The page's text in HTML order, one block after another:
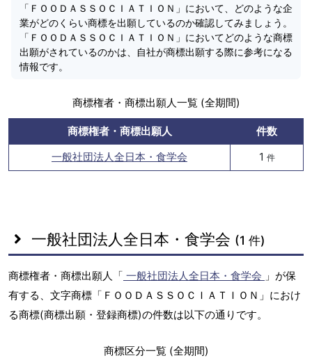
「ＦＯＯＤＡＳＳＯＣＩＡＴＩＯＮ」において、どのような企
業がどのくらい商標を出願しているのか確認してみましょう。
「ＦＯＯＤＡＳＳＯＣＩＡＴＩＯＮ」においてどのような商標
出願がされているのかは、自社が商標出願する際に参考になる
情報です。
商標権者・商標出願人一覧 (全期間)
商標権者・商標出願人
件数
一般社団法人全日本・食学会
1 件
一般社団法人全日本・食学会 (1 件)
商標権者・商標出願人「 一般社団法人全日本・食学会 」が保
有する、文字商標「ＦＯＯＤＡＳＳＯＣＩＡＴＩＯＮ」におけ
る商標(商標出願・登録商標)の件数は以下の通りです。
商標区分一覧 (全期間)